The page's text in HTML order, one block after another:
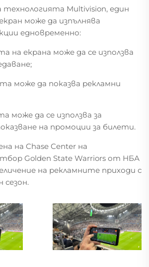
технологията Multivision, един
може да изпълнява
едновременно:
на екрана може да се използва
може да показва рекламни
може да се използва за
на промоции за билети.
на Chase Center на
Golden State Warriors от НБА
на рекламните приходи с
сезон.